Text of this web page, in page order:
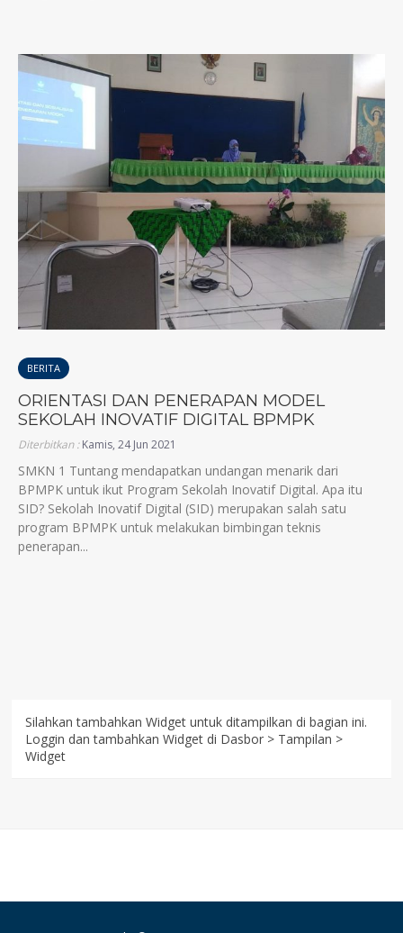
BERITA
ORIENTASI DAN PENERAPAN MODEL
SEKOLAH INOVATIF DIGITAL BPMPK
Diterbitkan :Kamis, 24 Jun 2021
SMKN 1 Tuntang mendapatkan undangan menarik dari
BPMPK untuk ikut Program Sekolah Inovatif Digital. Apa itu
SID? Sekolah Inovatif Digital (SID) merupakan salah satu
program BPMPK untuk melakukan bimbingan teknis
penerapan...
Silahkan tambahkan Widget untuk ditampilkan di bagian ini.
Loggin dan tambahkan Widget di Dasbor > Tampilan >
Widget